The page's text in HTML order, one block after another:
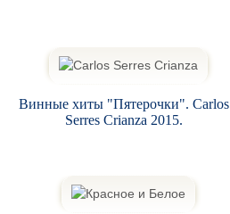
Винные хиты "Пятерочки". Carlos
Serres Crianza 2015.